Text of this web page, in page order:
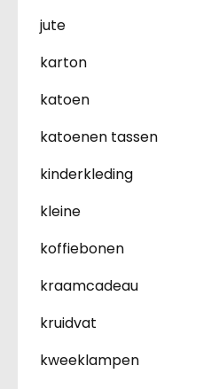
jute
karton
katoen
katoenen tassen
kinderkleding
kleine
koffiebonen
kraamcadeau
kruidvat
kweeklampen